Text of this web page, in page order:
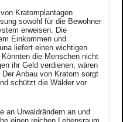
Kratomplantagen
sowohl für die Bewohner
erweisen. Die
Einkommen und
liefert einen wichtigen
die Menschen nicht
ihr Geld verdienen, wären
Anbau von Kratom sorgt
schützt die Wälder vor
an Urwaldrändern an und